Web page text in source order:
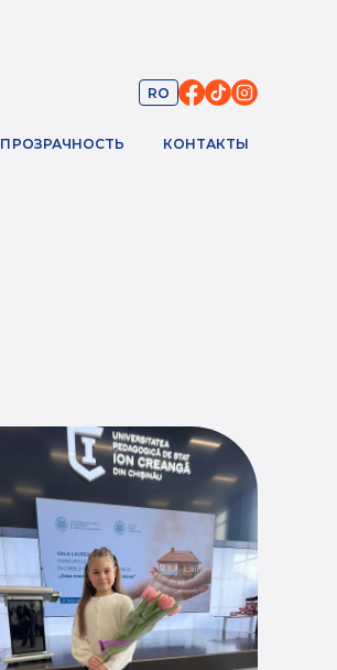
RO
ПРОЗРАЧНОСТЬ КОНТАКТЫ